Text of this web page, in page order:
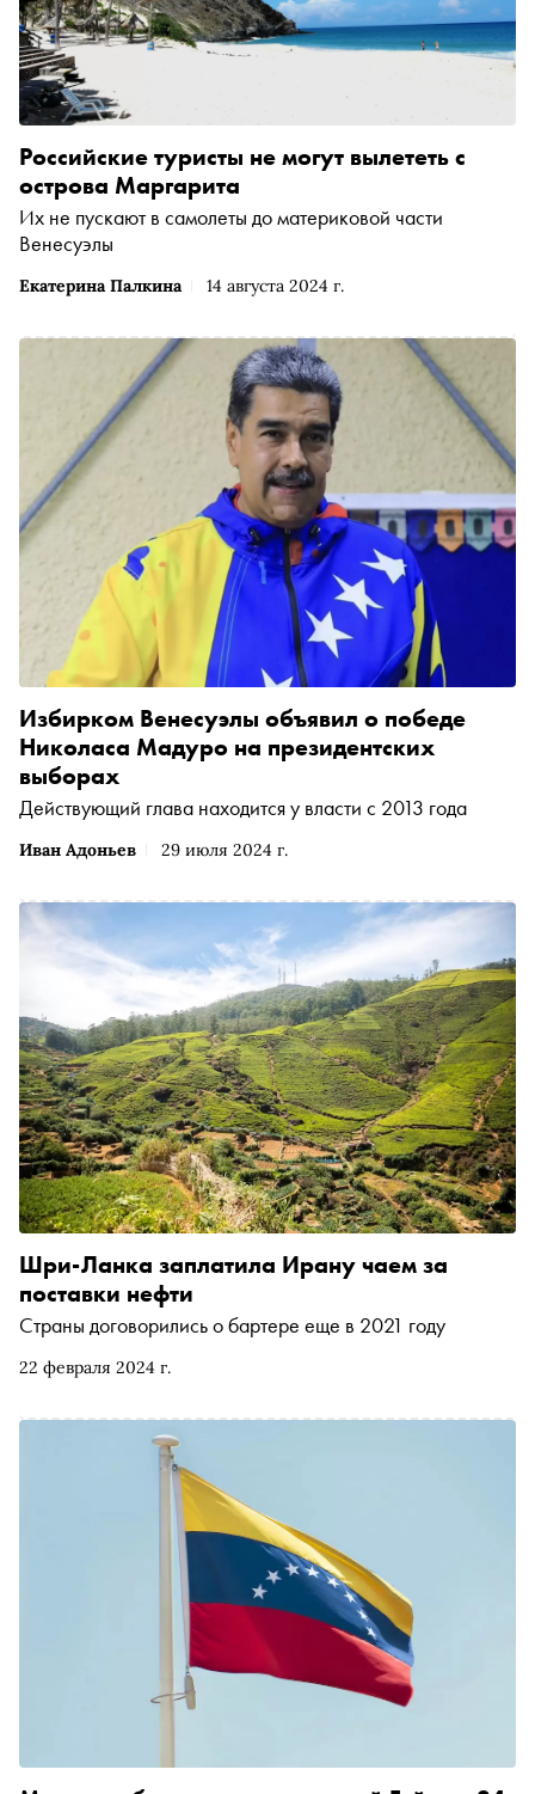
Екатерина Палкина 14 августа 2024 г.
Российские туристы не могут вылететь с
острова Маргарита
Их не пускают в самолеты до материковой части
Венесуэлы
Иван Адоньев 29 июля 2024 г.
Избирком Венесуэлы объявил о победе
Николаса Мадуро на президентских
выборах
Действующий глава находится у власти с 2013 года
22 февраля 2024 г.
Шри-Ланка заплатила Ирану чаем за
поставки нефти
Страны договорились о бартере еще в 2021 году